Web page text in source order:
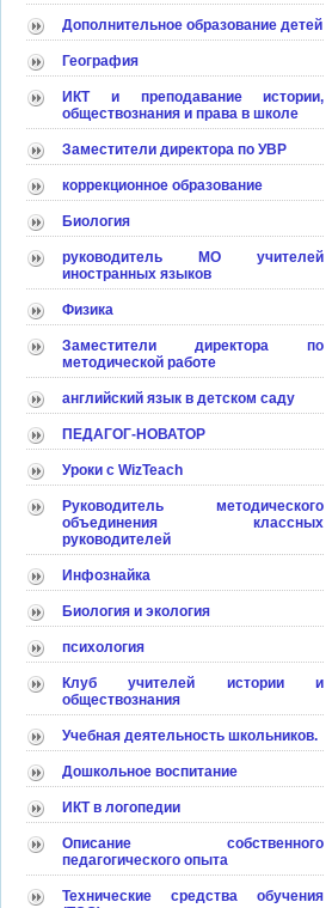
Дополнительное образование детей
География
ИКТ и преподавание истории,
обществознания и права в школе
Заместители директора по УВР
коррекционное образование
Биология
руководитель МО учителей
иностранных языков
Физика
Заместители директора по
методической работе
английский язык в детском саду
ПЕДАГОГ-НОВАТОР
Уроки с WizTeach
Руководитель методического
объединения классных
руководителей
Инфознайка
Биология и экология
психология
Клуб учителей истории и
обществознания
Учебная деятельность школьников.
Дошкольное воспитание
ИКТ в логопедии
Описание собственного
педагогического опыта
Технические средства обучения